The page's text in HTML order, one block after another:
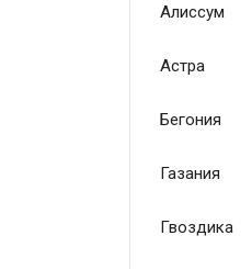
Алиссум
Астра
Бегония
Газания
Гвоздика